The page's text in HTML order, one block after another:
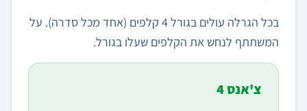
בכל הגרלה עולים בגורל 4 קלפים (אחד מכל סדרה). על
המשתתף לנחש את הקלפים שעלו בגורל.
צ'אנס 4